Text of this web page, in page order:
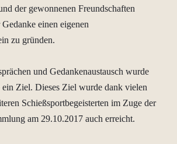
der gewonnenen Freundschaften
einen eigenen
zu gründen.
und Gedankenaustausch wurde
ein Ziel. Dieses Ziel wurde dank vielen
Schießsportbegeisterten im Zuge der
am 29.10.2017 auch erreicht.